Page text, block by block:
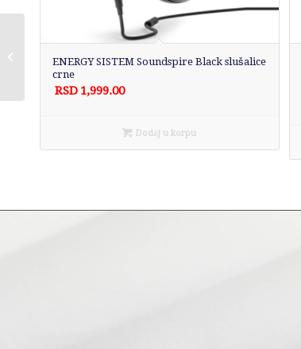
ENERGY SISTEM Soundspire Black slušalice
crne
RSD 1,999.00
Dodaj u korpu
ASUS TUF GAMING H3
slušalice sa
mikrofonom